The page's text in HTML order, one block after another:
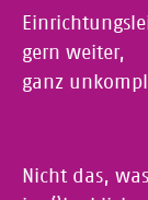
gern weiter,
ganz
Nicht das,